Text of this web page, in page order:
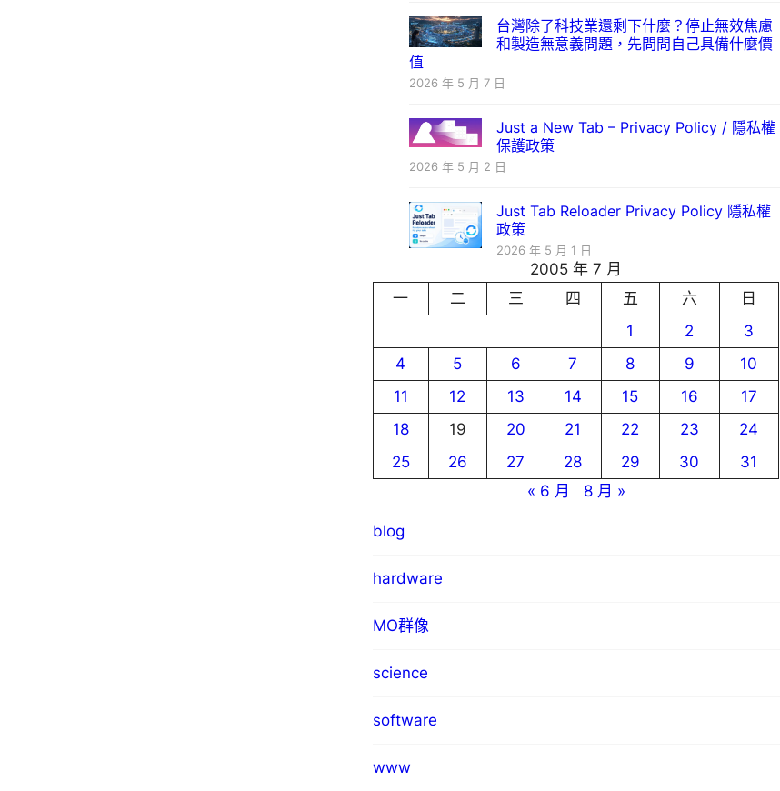
台灣除了科技業還剩下什麼？停止無效焦慮
和製造無意義問題，先問問自己具備什麼價
值
2026 年 5 月 7 日
Just a New Tab – Privacy Policy / 隱私權
保護政策
2026 年 5 月 2 日
Just Tab Reloader Privacy Policy 隱私權
政策
2026 年 5 月 1 日
2005 年 7 月
一
二 三 四 五 六
日
1
2
3
4
5 6 7 8 9
10
11
12 13 14 15 16
17
18
19 20 21 22 23
24
25
26 27 28 29 30
31
« 6 月
8 月 »
blog
hardware
MO群像
science
software
www